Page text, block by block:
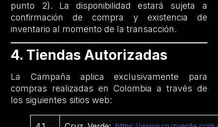
punto 2). La disponibilidad estará sujeta a
confirmación de compra y existencia de
inventario al momento de la transacción.
4. Tiendas Autorizadas
La Campaña aplica exclusivamente para
compras realizadas en Colombia a través de
los siguientes sitios web: